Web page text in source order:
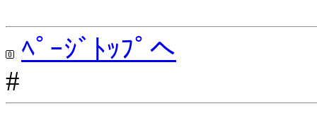
ﾍﾟｰｼﾞﾄｯﾌﾟへ
#